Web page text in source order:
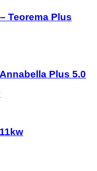
Teorema Plus
Plus 5.0